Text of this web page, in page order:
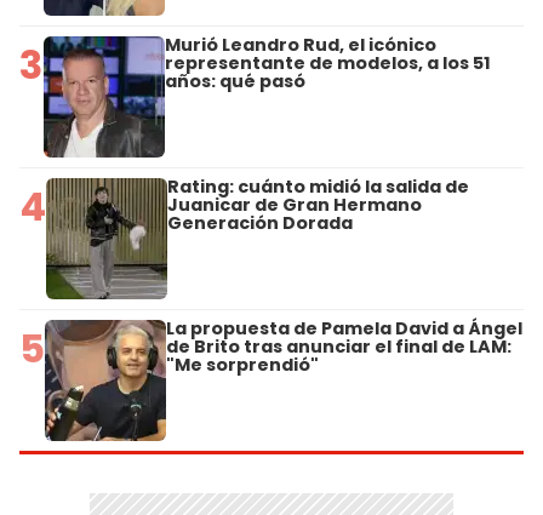
3 Murió Leandro Rud, el icónico
representante de modelos, a los 51
años: qué pasó
4 Rating: cuánto midió la salida de
Juanicar de Gran Hermano
Generación Dorada
5 La propuesta de Pamela David a Ángel
de Brito tras anunciar el final de LAM:
"Me sorprendió"